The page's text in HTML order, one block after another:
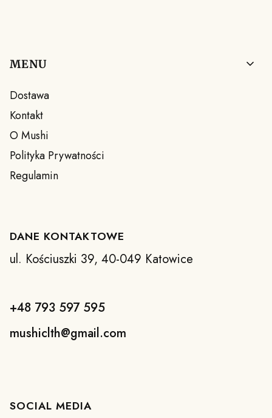
Linki w stopce
MENU
Dostawa
Kontakt
O Mushi
Polityka Prywatności
Regulamin
DANE KONTAKTOWE
ul. Kościuszki 39, 40-049 Katowice
+48 793 597 595
mushiclth@gmail.com
SOCIAL MEDIA